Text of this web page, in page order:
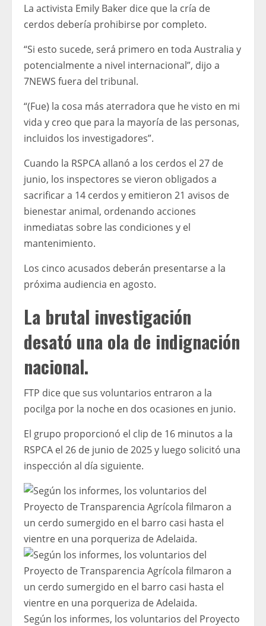
La activista Emily Baker dice que la cría de
cerdos debería prohibirse por completo.
“Si esto sucede, será primero en toda Australia y
potencialmente a nivel internacional”, dijo a
7NEWS fuera del tribunal.
“(Fue) la cosa más aterradora que he visto en mi
vida y creo que para la mayoría de las personas,
incluidos los investigadores”.
Cuando la RSPCA allanó a los cerdos el 27 de
junio, los inspectores se vieron obligados a
sacrificar a 14 cerdos y emitieron 21 avisos de
bienestar animal, ordenando acciones
inmediatas sobre las condiciones y el
mantenimiento.
Los cinco acusados ​​deberán presentarse a la
próxima audiencia en agosto.
La brutal investigación
desató una ola de indignación
nacional.
FTP dice que sus voluntarios entraron a la
pocilga por la noche en dos ocasiones en junio.
El grupo proporcionó el clip de 16 minutos a la
RSPCA el 26 de junio de 2025 y luego solicitó una
inspección al día siguiente.
Según los informes, los voluntarios del Proyecto